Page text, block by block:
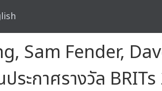
Sam Fender,
ระกาศรางวัล